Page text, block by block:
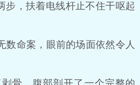
步，扶着电线杆止不住干呕起
命案，眼前的场面依然令人